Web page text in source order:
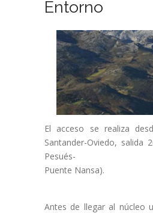
Entorno
El acceso se realiza
Santander-Oviedo, salida
Pesués-
Puente Nansa).
Antes de llegar al núcleo